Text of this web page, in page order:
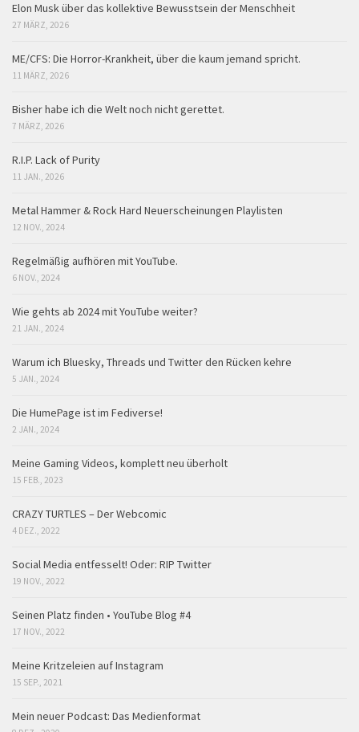
Elon Musk über das kollektive Bewusstsein der Menschheit
27 MÄRZ, 2026
ME/CFS: Die Horror-Krankheit, über die kaum jemand spricht.
11 MÄRZ, 2026
Bisher habe ich die Welt noch nicht gerettet.
7 MÄRZ, 2026
R.I.P. Lack of Purity
11 JAN., 2026
Metal Hammer & Rock Hard Neuerscheinungen Playlisten
12 NOV., 2024
Regelmäßig aufhören mit YouTube.
6 NOV., 2024
Wie gehts ab 2024 mit YouTube weiter?
21 JAN., 2024
Warum ich Bluesky, Threads und Twitter den Rücken kehre
5 JAN., 2024
Die HumePage ist im Fediverse!
2 JAN., 2024
Meine Gaming Videos, komplett neu überholt
15 FEB., 2023
CRAZY TURTLES – Der Webcomic
4 DEZ., 2022
Social Media entfesselt! Oder: RIP Twitter
19 NOV., 2022
Seinen Platz finden • YouTube Blog #4
17 NOV., 2022
Meine Kritzeleien auf Instagram
15 SEP., 2021
Mein neuer Podcast: Das Medienformat